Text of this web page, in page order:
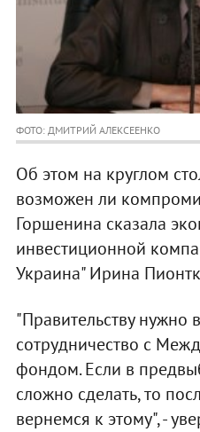
ФОТО: ДМИТРИЙ АЛЕКСЕЕНКО
Об этом на круглом
возможен ли
Горшенина сказала
инвестиционной
Украина" Ирина
"Правительству нужно
сотрудничество с
фондом. Если в
сложно сделать, то
вернемся к этому", -